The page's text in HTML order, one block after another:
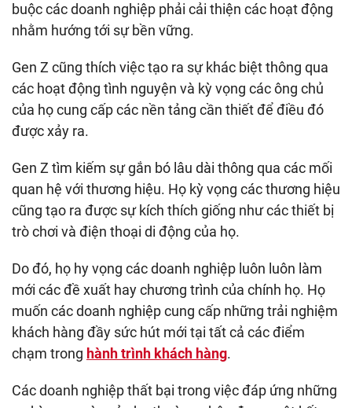
buộc các doanh nghiệp phải cải thiện các hoạt động
nhằm hướng tới sự bền vững.
Gen Z cũng thích việc tạo ra sự khác biệt thông qua
các hoạt động tình nguyện và kỳ vọng các ông chủ
của họ cung cấp các nền tảng cần thiết để điều đó
được xảy ra.
Gen Z tìm kiếm sự gắn bó lâu dài thông qua các mối
quan hệ với thương hiệu. Họ kỳ vọng các thương hiệu
cũng tạo ra được sự kích thích giống như các thiết bị
trò chơi và điện thoại di động của họ.
Do đó, họ hy vọng các doanh nghiệp luôn luôn làm
mới các đề xuất hay chương trình của chính họ. Họ
muốn các doanh nghiệp cung cấp những trải nghiệm
khách hàng đầy sức hút mới tại tất cả các điểm
chạm trong hành trình khách hàng.
Các doanh nghiệp thất bại trong việc đáp ứng những